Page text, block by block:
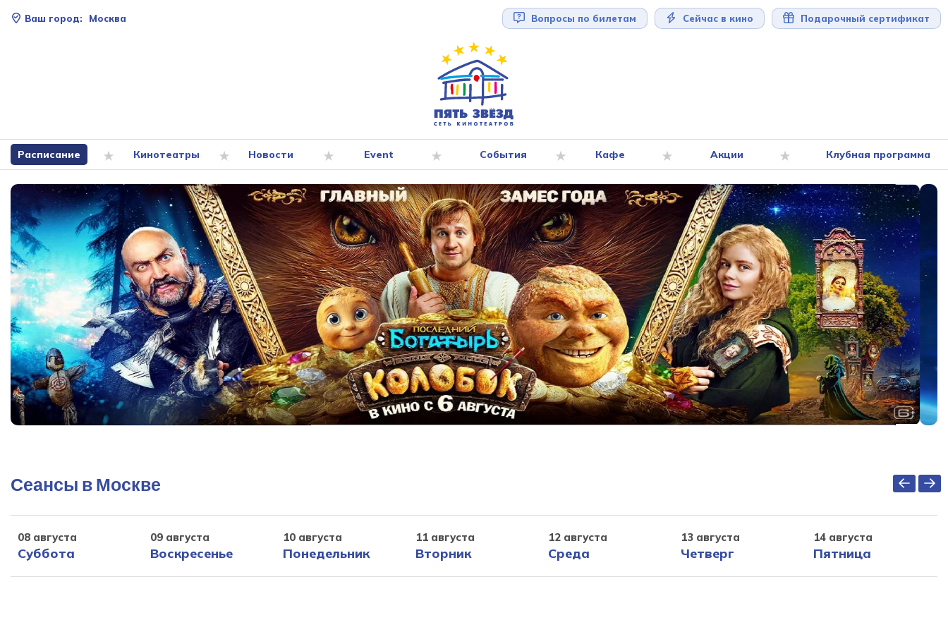
Ваш город: Москва Вопросы по билетам Сейчас в кино Подарочный сертификат
Расписание Кинотеатры Новости Event События Кафе Акции Клубная программа
Сеансы в Москве
08 августа
Суббота
09 августа
Воскресенье
10 августа
Понедельник
11 августа
Вторник
12 августа
Среда
13 августа
Четверг
14 августа
Пятница